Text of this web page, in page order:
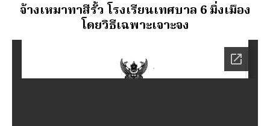
จ้างเหมาทาสีรั้ว โรงเรียนเทศบาล 6 มิ่งเมือง
โดยวิธีเฉพาะเจาะจง